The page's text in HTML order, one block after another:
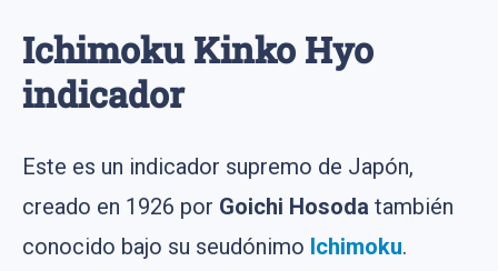
Ichimoku Kinko Hyo
indicador
Este es un indicador supremo de Japón,
creado en 1926 por Goichi Hosoda también
conocido bajo su seudónimo Ichimoku.